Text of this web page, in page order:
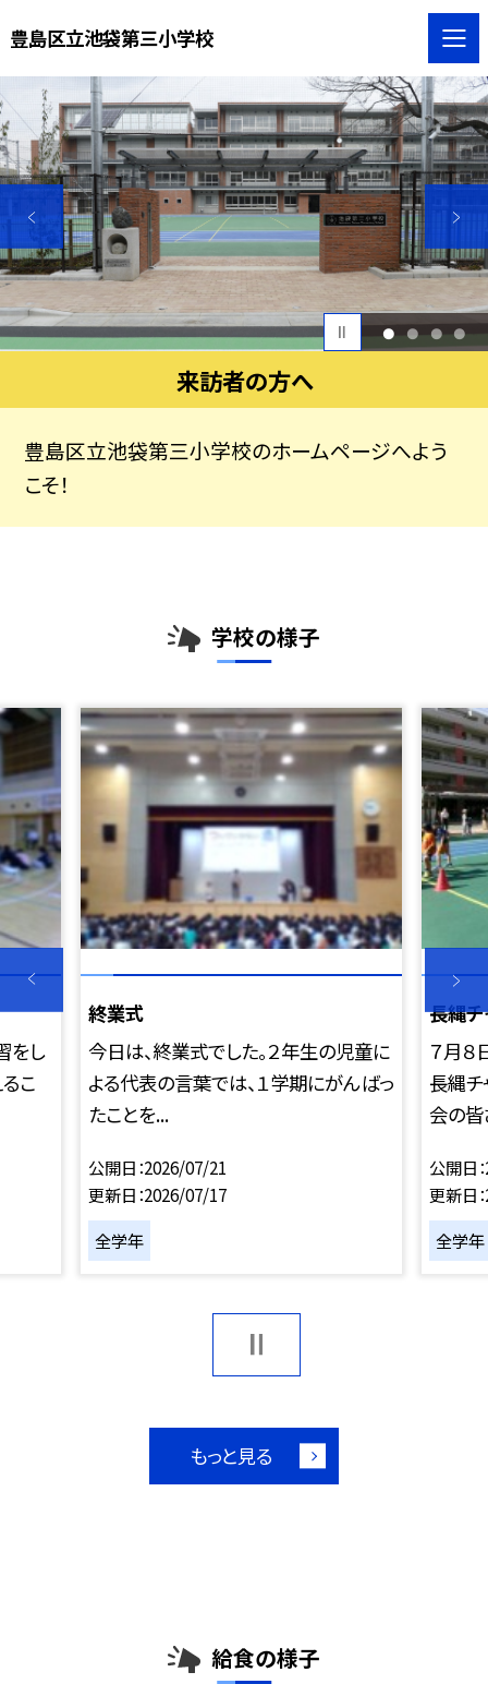
豊島区立池袋第三小学校
1 2 3 4
来訪者の方へ
豊島区立池袋第三小学校のホームページへよう
こそ！
学校の様子
をし
こ
終業式
今日は、終業式でした。２年生の児童に
よる代表の言葉では、１学期にがんばっ
たことを...
公開日 2026/07/21
更新日 2026/07/17
全学年
長縄チ
７月８
長縄チ
会の皆
公開日
更新日
全学年
もっと見る
給食の様子